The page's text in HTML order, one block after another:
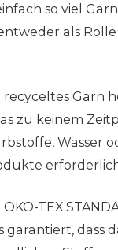
so viel
als
Garn
zu keinem
Wasser
TEX
garantiert, dass